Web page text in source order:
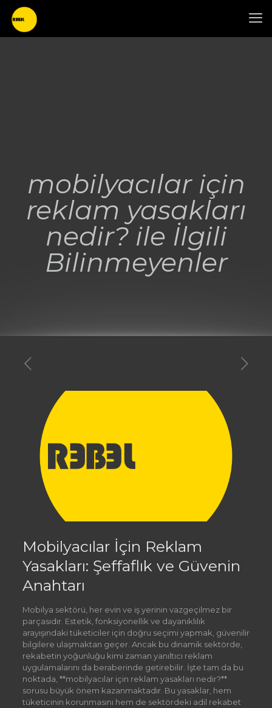
mobilyacılar için
reklam yasakları
nedir? ile İlgili
Bilinmeyenler
Mobilyacılar İçin Reklam
Yasakları: Şeffaflık ve Güvenin
Anahtarı
Mobilya sektörü, her evin ve iş yerinin vazgeçilmez bir
parçasıdır. Estetik, fonksiyonellik ve dayanıklılık
arayışındaki tüketiciler için doğru seçimi yapmak, güvenilir
bilgilere ulaşmaktan geçer. Ancak bu dinamik sektörde,
rekabetin yoğunluğu kimi zaman yanıltıcı reklam
uygulamalarını da beraberinde getirebilir. İşte tam da bu
noktada, **mobilyacılar için reklam yasakları nedir?**
sorusu büyük önem kazanmaktadır. Bu yasaklar, hem
tüketicinin korunmasını hem de sektördeki adil rekabet